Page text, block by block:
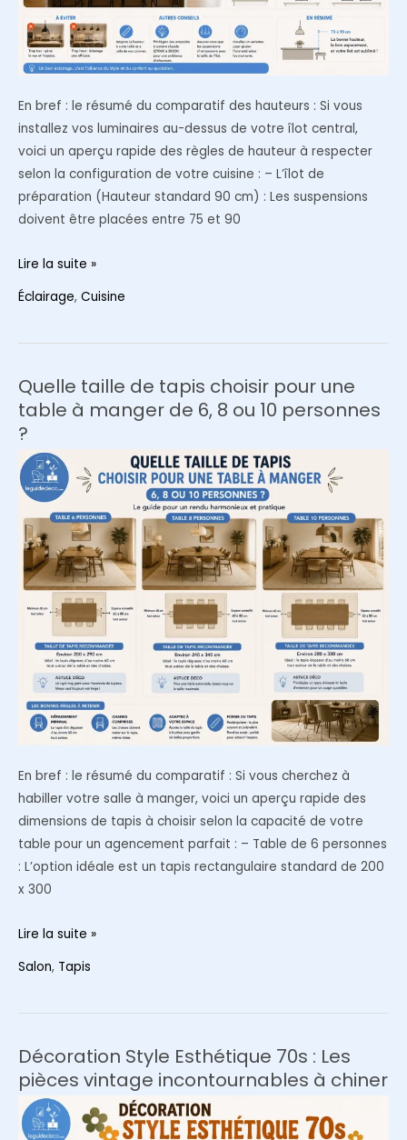
En bref : le résumé du comparatif des hauteurs : Si vous
installez vos luminaires au-dessus de votre îlot central,
voici un aperçu rapide des règles de hauteur à respecter
selon la configuration de votre cuisine : – L’îlot de
préparation (Hauteur standard 90 cm) : Les suspensions
doivent être placées entre 75 et 90
À
quelle
hauteur
suspensions
au-
dessus
d’un
îlot
de
cuisine
Lire la suite »
Éclairage, Cuisine
Quelle taille de tapis choisir pour une
table à manger de 6, 8 ou 10 personnes
?
En bref : le résumé du comparatif : Si vous cherchez à
habiller votre salle à manger, voici un aperçu rapide des
dimensions de tapis à choisir selon la capacité de votre
table pour un agencement parfait : – Table de 6 personnes
: L’option idéale est un tapis rectangulaire standard de 200
x 300
Quelle
pour
une
table
à
Lire la suite »
Salon, Tapis
Décoration Style Esthétique 70s : Les
pièces vintage incontournables à chiner